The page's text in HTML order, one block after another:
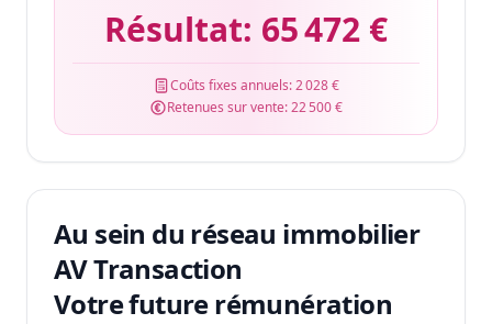
Résultat: 65 472 €
Coûts fixes annuels:2 028 €
Retenues sur vente:22 500 €
Au sein du réseau immobilier
AV Transaction
Votre future rémunération